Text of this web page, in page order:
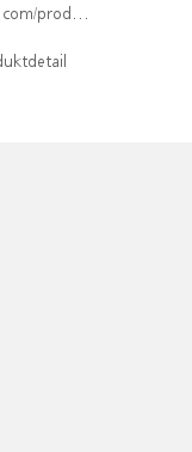
CH1563450365